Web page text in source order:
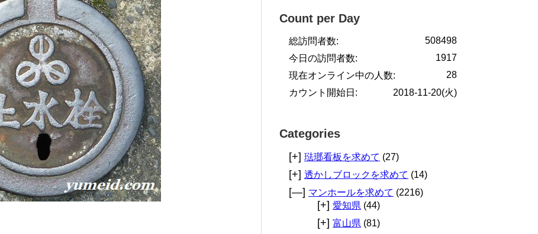
Count per Day
508498
総訪問者数:
1917
今日の訪問者数:
28
現在オンライン中の人数:
2018-11-20(火)
カウント開始日:
Categories
[+] 琺瑯看板を求めて (27)
[+] 透かしブロックを求めて (14)
[—] マンホールを求めて (2216)
[+] 愛知県 (44)
[+] 富山県 (81)